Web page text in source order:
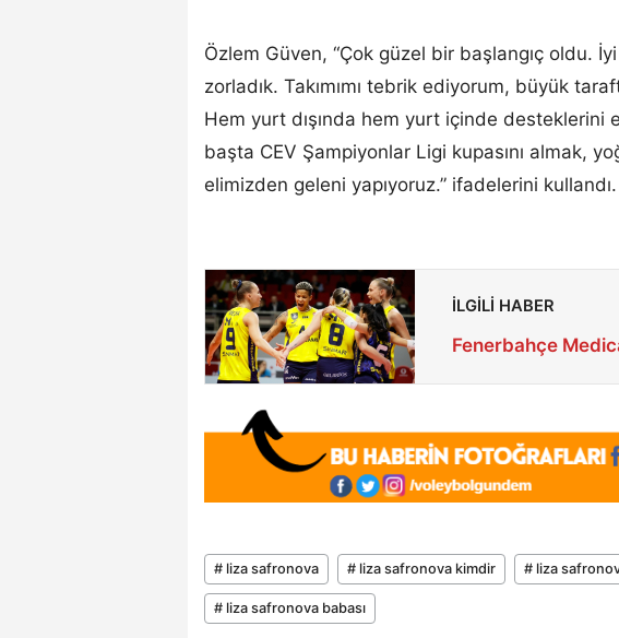
Özlem Güven, “Çok güzel bir başlangıç oldu.
zorladık. Takımımı tebrik ediyorum, büyük
Hem yurt dışında hem yurt içinde desteklerini
başta CEV Şampiyonlar Ligi kupasını almak,
elimizden geleni yapıyoruz.” ifadelerini kullandı.
İLGİLİ HABER
Fenerbahçe
# liza safronova # liza safronova kimdir # liza
# liza safronova babası